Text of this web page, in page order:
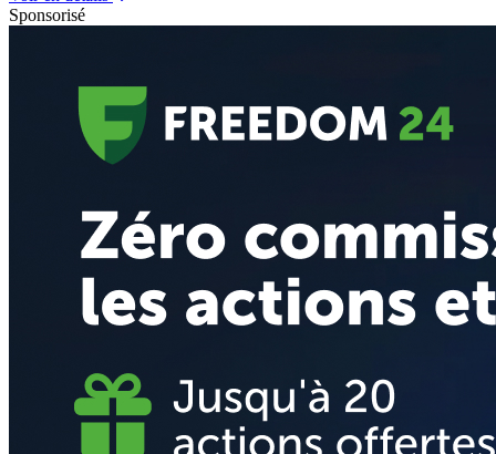
Sponsorisé